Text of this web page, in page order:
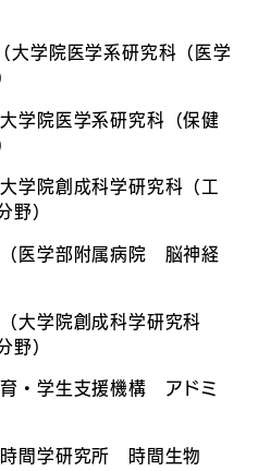
学院医学系研究科（医学
学院医学系研究科（保健
学院創成科学研究科（工
野）
医学部附属病院 脳神経
大学院創成科学研究科
野）
・学生支援機構 アドミ
間学研究所 時間生物